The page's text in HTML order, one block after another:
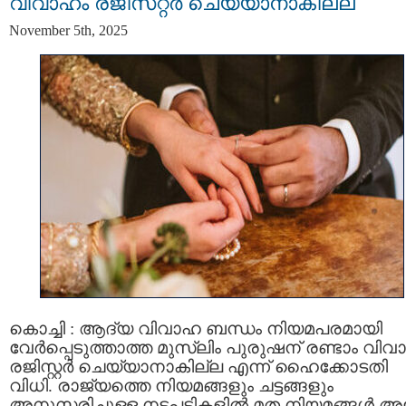
November 5th, 2025
കൊച്ചി : ആദ്യ വിവാഹ ബന്ധം നിയമപരമായി
വേർപ്പെടുത്താത്ത മുസ്ലിം പുരുഷന്‌ രണ്ടാം
രജിസ്റ്റർ ചെയ്യാനാകില്ല എന്ന് ഹൈക്കോടതി
വിധി. രാജ്യത്തെ നിയമങ്ങളും ചട്ടങ്ങളും